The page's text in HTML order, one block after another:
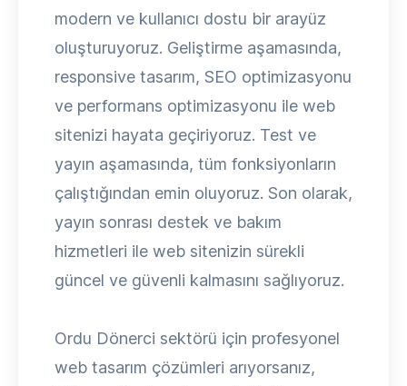
modern ve kullanıcı dostu bir arayüz
oluşturuyoruz. Geliştirme aşamasında,
responsive tasarım, SEO optimizasyonu
ve performans optimizasyonu ile web
sitenizi hayata geçiriyoruz. Test ve
yayın aşamasında, tüm fonksiyonların
çalıştığından emin oluyoruz. Son olarak,
yayın sonrası destek ve bakım
hizmetleri ile web sitenizin sürekli
güncel ve güvenli kalmasını sağlıyoruz.
Ordu Dönerci sektörü için profesyonel
web tasarım çözümleri arıyorsanız,